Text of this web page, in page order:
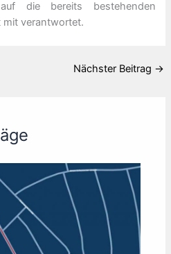
die bereits bestehenden
mit verantwortet.
Nächster Beitrag →